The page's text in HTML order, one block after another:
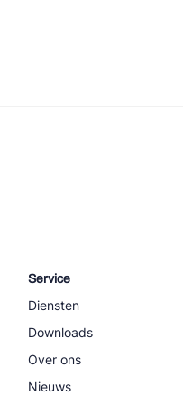
Service
Diensten
Downloads
Over ons
Nieuws